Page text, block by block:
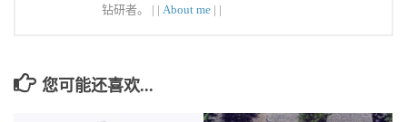
钻研者。 | | About me | |
您可能还喜欢...